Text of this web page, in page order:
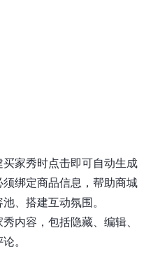
家秀时点击即可自动生成
绑定商品信息，帮助商城
、搭建互动氛围。
内容，包括隐藏、编辑、
。